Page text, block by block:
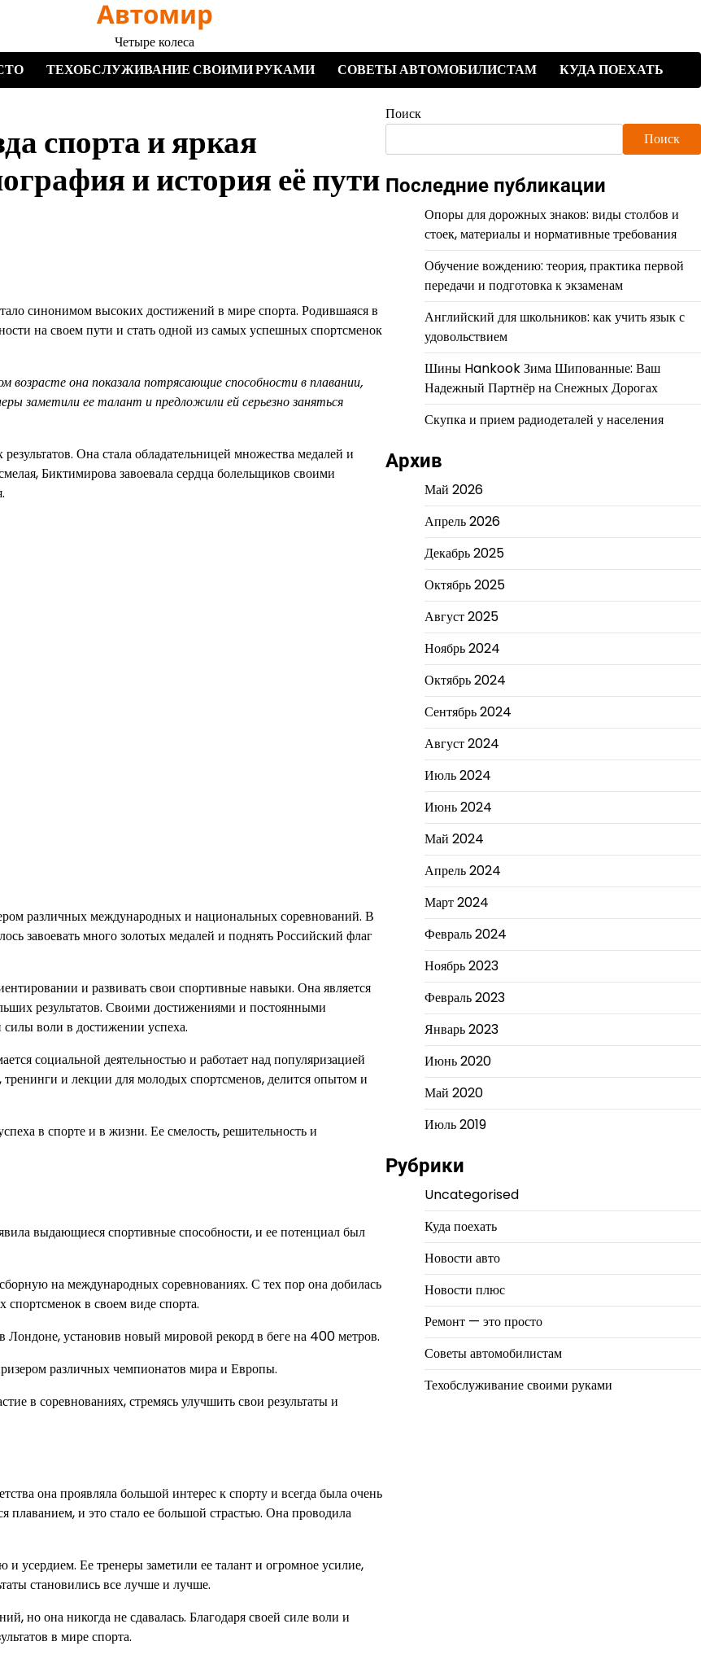
Автомир
Четыре колеса
ТЕХОБСЛУЖИВАНИЕ СВОИМИ РУКАМИ СОВЕТЫ АВТОМОБИЛИСТАМ КУДА ПОЕХАТЬ
спорта и яркая
и история её пути
синонимом высоких достижений в мире спорта. Родившаяся в
на своем пути и стать одной из самых успешных спортсменок
она показала потрясающие способности в плавании,
заметили ее талант и предложили ей серьезно заняться
Она стала обладательницей множества медалей и
Биктимирова завоевала сердца болельщиков своими
различных международных и национальных соревнований. В
завоевать много золотых медалей и поднять Российский флаг
и развивать свои спортивные навыки. Она является
результатов. Своими достижениями и постоянными
воли в достижении успеха.
социальной деятельностью и работает над популяризацией
и лекции для молодых спортсменов, делится опытом и
в спорте и в жизни. Ее смелость, решительность и
выдающиеся спортивные способности, и ее потенциал был
на международных соревнованиях. С тех пор она добилась
в своем виде спорта.
установив новый мировой рекорд в беге на 400 метров.
различных чемпионатов мира и Европы.
в соревнованиях, стремясь улучшить свои результаты и
она проявляла большой интерес к спорту и всегда была очень
плаванием, и это стало ее большой страстью. Она проводила
усердием. Ее тренеры заметили ее талант и огромное усилие,
становились все лучше и лучше.
но она никогда не сдавалась. Благодаря своей силе воли и
в мире спорта.
Поиск
Поиск
Последние публикации
Опоры для дорожных знаков: виды столбов и
стоек, материалы и нормативные требования
Обучение вождению: теория, практика первой
передачи и подготовка к экзаменам
Английский для школьников: как учить язык с
удовольствием
Шины Hankook Зима Шипованные: Ваш
Надежный Партнёр на Снежных Дорогах
Скупка и прием радиодеталей у населения
Архив
Май 2026
Апрель 2026
Декабрь 2025
Октябрь 2025
Август 2025
Ноябрь 2024
Октябрь 2024
Сентябрь 2024
Август 2024
Июль 2024
Июнь 2024
Май 2024
Апрель 2024
Март 2024
Февраль 2024
Ноябрь 2023
Февраль 2023
Январь 2023
Июнь 2020
Май 2020
Июль 2019
Рубрики
Uncategorised
Куда поехать
Новости авто
Новости плюс
Ремонт — это просто
Советы автомобилистам
Техобслуживание своими руками